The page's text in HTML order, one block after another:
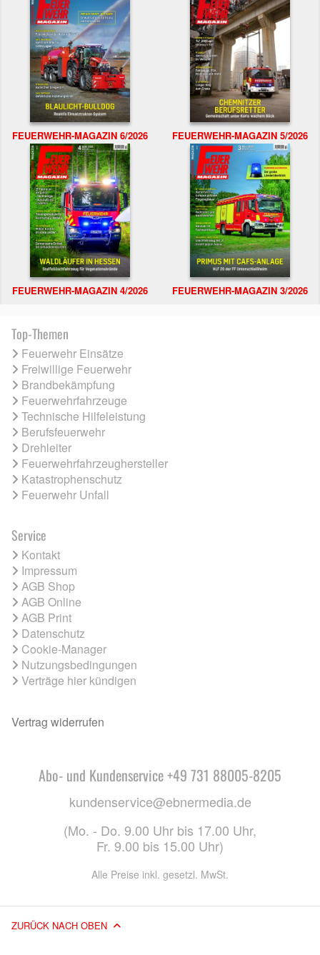
FEUERWEHR-MAGAZIN 6/2026 FEUERWEHR-MAGAZIN 5/2026
FEUERWEHR-MAGAZIN 4/2026 FEUERWEHR-MAGAZIN 3/2026
Top-Themen
Feuerwehr Einsätze
Freiwillige Feuerwehr
Brandbekämpfung
Feuerwehrfahrzeuge
Technische Hilfeleistung
Berufsfeuerwehr
Drehleiter
Feuerwehrfahrzeughersteller
Katastrophenschutz
Feuerwehr Unfall
Service
Kontakt
Impressum
AGB Shop
AGB Online
AGB Print
Datenschutz
Cookie-Manager
Nutzungsbedingungen
Verträge hier kündigen
Vertrag widerrufen
Abo- und Kundenservice +49 731 88005-8205
kundenservice@ebnermedia.de
(Mo. - Do. 9.00 Uhr bis 17.00 Uhr,
Fr. 9.00 bis 15.00 Uhr)
Alle Preise inkl. gesetzl. MwSt.
ZURÜCK NACH OBEN